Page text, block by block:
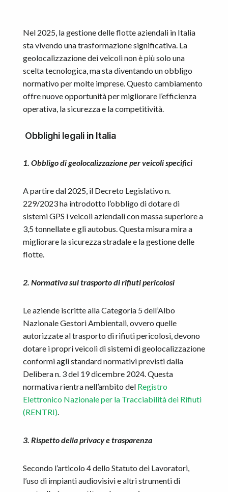
Nel 2025, la gestione delle flotte aziendali in Italia
sta vivendo una trasformazione significativa. La
geolocalizzazione dei veicoli non è più solo una
scelta tecnologica, ma sta diventando un obbligo
normativo per molte imprese. Questo cambiamento
offre nuove opportunità per migliorare l’efficienza
operativa, la sicurezza e la competitività.
Obblighi legali in Italia
1. Obbligo di geolocalizzazione per veicoli specifici
A partire dal 2025, il Decreto Legislativo n.
229/2023 ha introdotto l’obbligo di dotare di
sistemi GPS i veicoli aziendali con massa superiore a
3,5 tonnellate e gli autobus. Questa misura mira a
migliorare la sicurezza stradale e la gestione delle
flotte.
2. Normativa sul trasporto di rifiuti pericolosi
Le aziende iscritte alla Categoria 5 dell’Albo
Nazionale Gestori Ambientali, ovvero quelle
autorizzate al trasporto di rifiuti pericolosi, devono
dotare i propri veicoli di sistemi di geolocalizzazione
conformi agli standard normativi previsti dalla
Delibera n. 3 del 19 dicembre 2024. Questa
normativa rientra nell’ambito del Registro
Elettronico Nazionale per la Tracciabilità dei Rifiuti
(RENTRI).
3. Rispetto della privacy e trasparenza
Secondo l’articolo 4 dello Statuto dei Lavoratori,
l’uso di impianti audiovisivi e altri strumenti di